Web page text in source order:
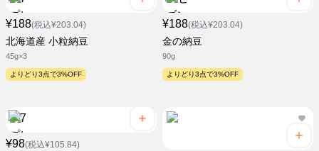
¥188(税込¥203.04)
北海道産 小粒納豆
45g×3
よりどり3点で3%OFF
¥188(税込¥203.04)
金の納豆
90g
よりどり3点で3%OFF
¥98(税込¥105.84)